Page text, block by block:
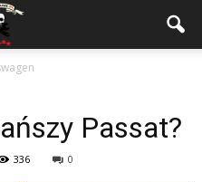
Passat?
336 0